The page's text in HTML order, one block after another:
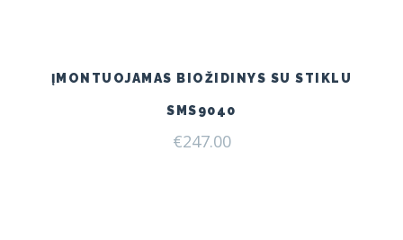
ĮMONTUOJAMAS BIOŽIDINYS SU STIKLU
SMS9040
€247.00